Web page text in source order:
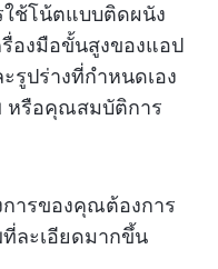
ใช้โน้ตแบบติดผนัง
องมือขั้นสูงของแอป
รูปร่างที่กำหนดเอง
หรือคุณสมบัติการ
ารของคุณต้องการ
ละเอียดมากขึ้น